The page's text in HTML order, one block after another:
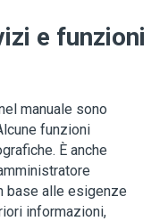
e funzioni
manuale sono
funzioni
È anche
base alle esigenze
informazioni,